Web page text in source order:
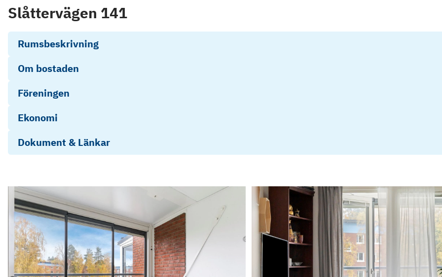
Slåttervägen 141
Rumsbeskrivning
Om bostaden
Föreningen
Ekonomi
Dokument & Länkar